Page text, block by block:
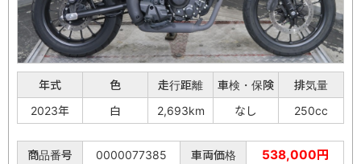
年式 色 走行距離 車検・保険
排気量
2023年
白 2,693km なし 250cc
商品番号 0000077385 車両価格 538,000円